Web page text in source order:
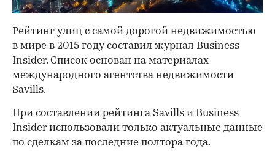
Рейтинг улиц с самой дорогой недвижимостью
в мире в 2015 году составил журнал Business
Insider. Список основан на материалах
международного агентства недвижимости
Savills.
При составлении рейтинга Savills и Business
Insider использовали только актуальные данные
по сделкам за последние полтора года.